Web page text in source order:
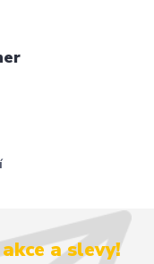
a slevy!